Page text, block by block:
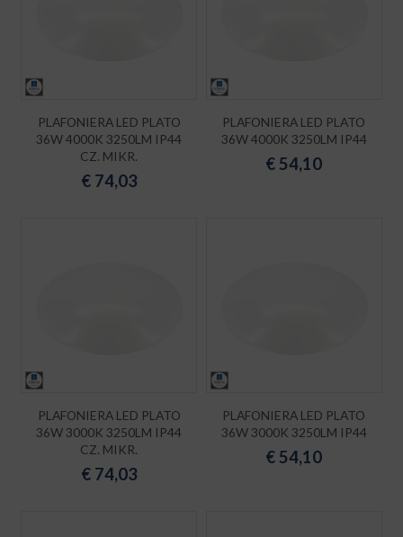
PLAFONIERA LED PLATO
36W 4000K 3250LM IP44
CZ. MIKR.
€ 74,03
PLAFONIERA LED PLATO
36W 4000K 3250LM IP44
€54,10
PLAFONIERA LED PLATO
36W 3000K 3250LM IP44
CZ. MIKR.
€ 74,03
PLAFONIERA LED PLATO
36W 3000K 3250LM IP44
€54,10